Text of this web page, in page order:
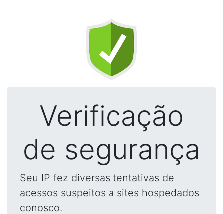
Verificação
de segurança
Seu IP fez diversas tentativas de
acessos suspeitos a sites hospedados
conosco.